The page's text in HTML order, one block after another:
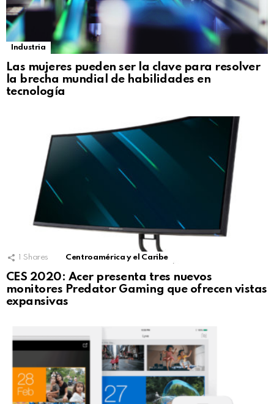
Industria
Las mujeres pueden ser la clave para resolver
la brecha mundial de habilidades en
tecnología
1 Shares Centroamérica y el Caribe
CES 2020: Acer presenta tres nuevos
monitores Predator Gaming que ofrecen vistas
expansivas